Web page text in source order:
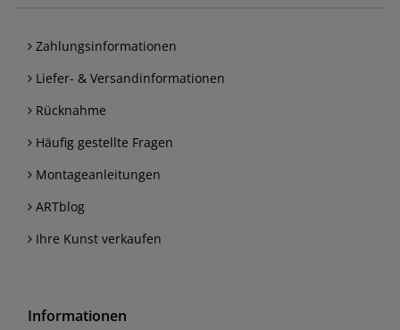
Zahlungsinformationen
Liefer- & Versandinformationen
Rücknahme
Häufig gestellte Fragen
Montageanleitungen
ARTblog
Ihre Kunst verkaufen
Informationen